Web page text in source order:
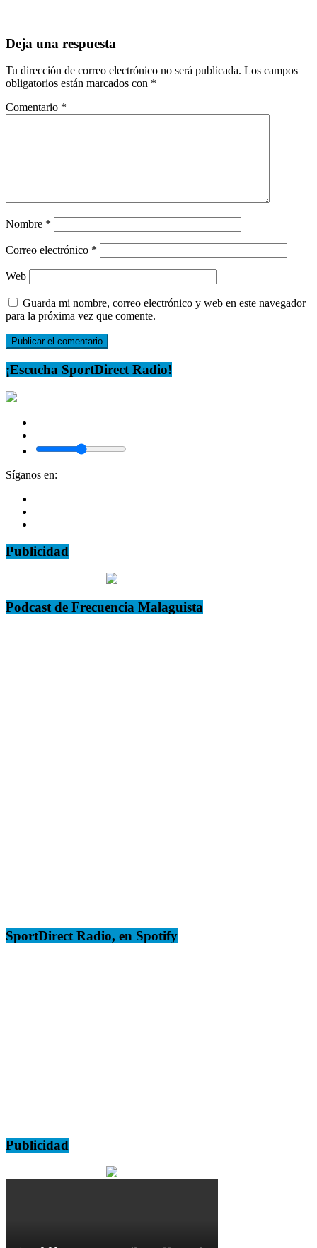
Deja una respuesta
Tu dirección de correo electrónico no será publicada. Los campos
obligatorios están marcados con *
Comentario *
Nombre *
Correo electrónico *
Web
Guarda mi nombre, correo electrónico y web en este navegador
para la próxima vez que comente.
¡Escucha SportDirect Radio!
Síganos en:
Publicidad
Podcast de Frecuencia Malaguista
SportDirect Radio, en Spotify
Publicidad